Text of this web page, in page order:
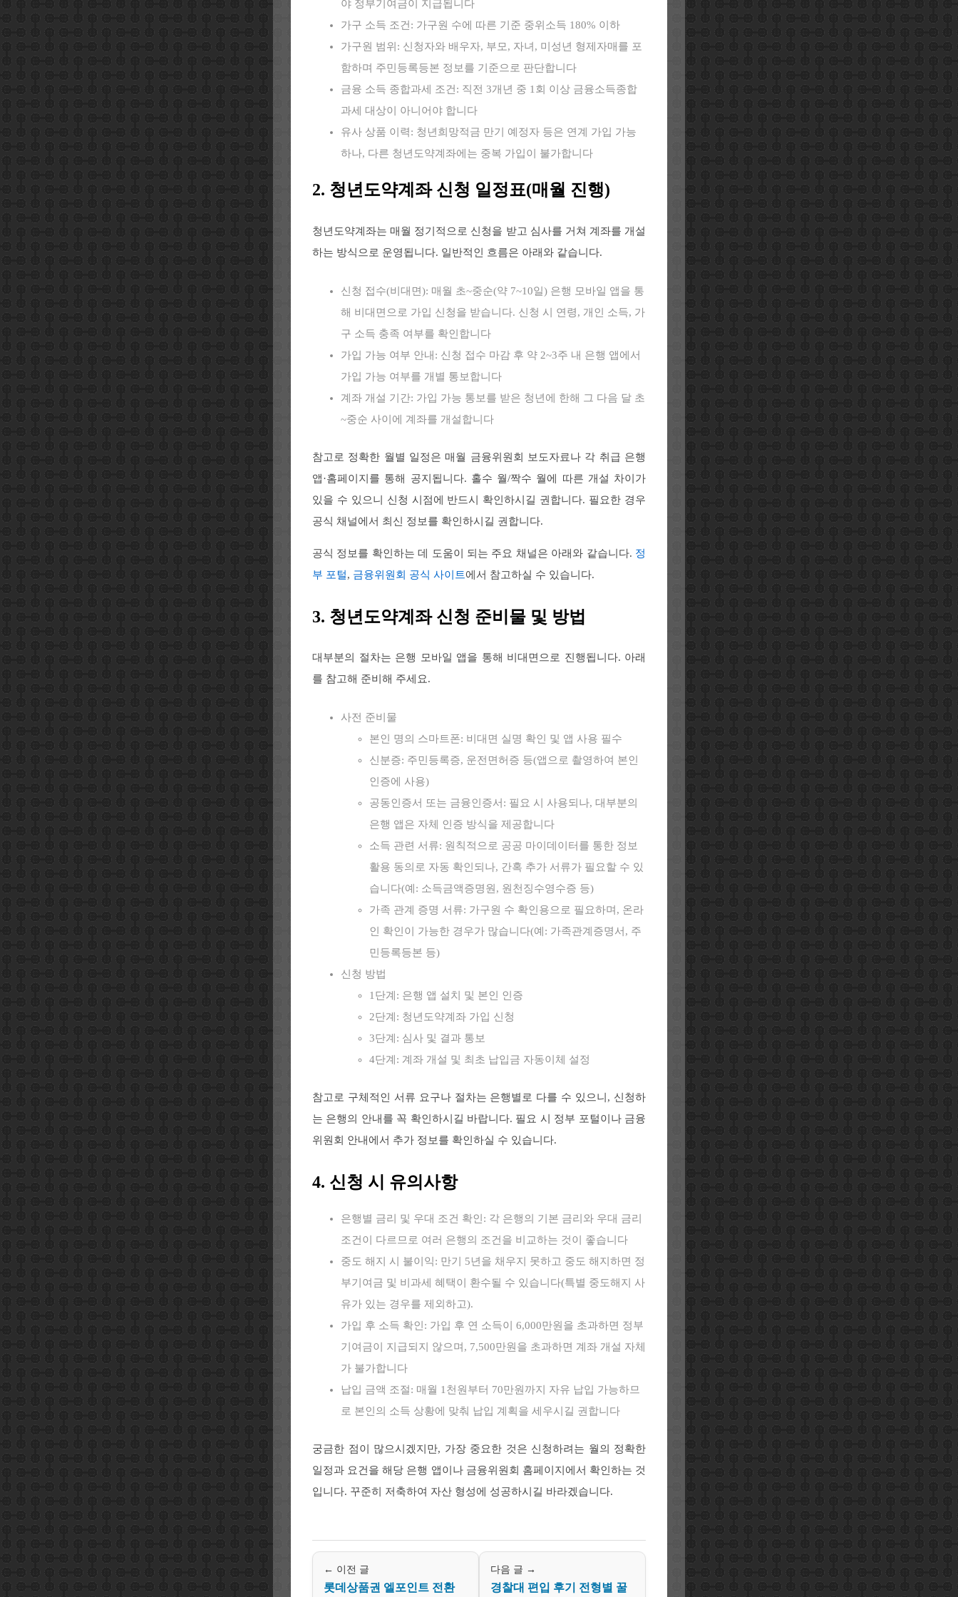
야 정부기여금이 지급됩니다
가구 소득 조건: 가구원 수에 따른 기준 중위소득 180% 이하
가구원 범위: 신청자와 배우자, 부모, 자녀, 미성년 형제자매를 포
함하며 주민등록등본 정보를 기준으로 판단합니다
금융 소득 종합과세 조건: 직전 3개년 중 1회 이상 금융소득종합
과세 대상이 아니어야 합니다
유사 상품 이력: 청년희망적금 만기 예정자 등은 연계 가입 가능
하나, 다른 청년도약계좌에는 중복 가입이 불가합니다
2. 청년도약계좌 신청 일정표(매월 진행)
청년도약계좌는 매월 정기적으로 신청을 받고 심사를 거쳐 계좌를 개설
하는 방식으로 운영됩니다. 일반적인 흐름은 아래와 같습니다.
신청 접수(비대면): 매월 초~중순(약 7~10일) 은행 모바일 앱을 통
해 비대면으로 가입 신청을 받습니다. 신청 시 연령, 개인 소득, 가
구 소득 충족 여부를 확인합니다
가입 가능 여부 안내: 신청 접수 마감 후 약 2~3주 내 은행 앱에서
가입 가능 여부를 개별 통보합니다
계좌 개설 기간: 가입 가능 통보를 받은 청년에 한해 그 다음 달 초
~중순 사이에 계좌를 개설합니다
참고로 정확한 월별 일정은 매월 금융위원회 보도자료나 각 취급 은행
앱·홈페이지를 통해 공지됩니다. 홀수 월/짝수 월에 따른 개설 차이가
있을 수 있으니 신청 시점에 반드시 확인하시길 권합니다. 필요한 경우
공식 채널에서 최신 정보를 확인하시길 권합니다.
공식 정보를 확인하는 데 도움이 되는 주요 채널은 아래와 같습니다. 정
부 포털, 금융위원회 공식 사이트에서 참고하실 수 있습니다.
3. 청년도약계좌 신청 준비물 및 방법
대부분의 절차는 은행 모바일 앱을 통해 비대면으로 진행됩니다. 아래
를 참고해 준비해 주세요.
사전 준비물
본인 명의 스마트폰: 비대면 실명 확인 및 앱 사용 필수
신분증: 주민등록증, 운전면허증 등(앱으로 촬영하여 본인
인증에 사용)
공동인증서 또는 금융인증서: 필요 시 사용되나, 대부분의
은행 앱은 자체 인증 방식을 제공합니다
소득 관련 서류: 원칙적으로 공공 마이데이터를 통한 정보
활용 동의로 자동 확인되나, 간혹 추가 서류가 필요할 수 있
습니다(예: 소득금액증명원, 원천징수영수증 등)
가족 관계 증명 서류: 가구원 수 확인용으로 필요하며, 온라
인 확인이 가능한 경우가 많습니다(예: 가족관계증명서, 주
민등록등본 등)
신청 방법
1단계: 은행 앱 설치 및 본인 인증
2단계: 청년도약계좌 가입 신청
3단계: 심사 및 결과 통보
4단계: 계좌 개설 및 최초 납입금 자동이체 설정
참고로 구체적인 서류 요구나 절차는 은행별로 다를 수 있으니, 신청하
는 은행의 안내를 꼭 확인하시길 바랍니다. 필요 시 정부 포털이나 금융
위원회 안내에서 추가 정보를 확인하실 수 있습니다.
4. 신청 시 유의사항
은행별 금리 및 우대 조건 확인: 각 은행의 기본 금리와 우대 금리
조건이 다르므로 여러 은행의 조건을 비교하는 것이 좋습니다
중도 해지 시 불이익: 만기 5년을 채우지 못하고 중도 해지하면 정
부기여금 및 비과세 혜택이 환수될 수 있습니다(특별 중도해지 사
유가 있는 경우를 제외하고).
가입 후 소득 확인: 가입 후 연 소득이 6,000만원을 초과하면 정부
기여금이 지급되지 않으며, 7,500만원을 초과하면 계좌 개설 자체
가 불가합니다
납입 금액 조절: 매월 1천원부터 70만원까지 자유 납입 가능하므
로 본인의 소득 상황에 맞춰 납입 계획을 세우시길 권합니다
궁금한 점이 많으시겠지만, 가장 중요한 것은 신청하려는 월의 정확한
일정과 요건을 해당 은행 앱이나 금융위원회 홈페이지에서 확인하는 것
입니다. 꾸준히 저축하여 자산 형성에 성공하시길 바라겠습니다.
← 이전 글
롯데상품권 엘포인트 전환
다음 글 →
경찰대 편입 후기 전형별 꿀